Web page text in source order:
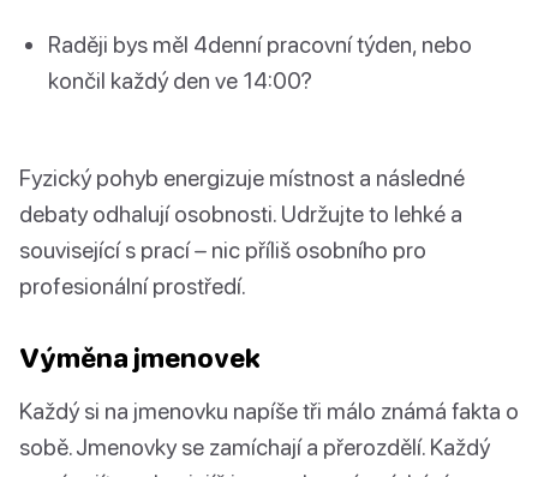
Raději bys měl 4denní pracovní týden, nebo
končil každý den ve 14:00?
Fyzický pohyb energizuje místnost a následné
debaty odhalují osobnosti. Udržujte to lehké a
související s prací – nic příliš osobního pro
profesionální prostředí.
Výměna jmenovek
Každý si na jmenovku napíše tři málo známá fakta o
sobě. Jmenovky se zamíchají a přerozdělí. Každý